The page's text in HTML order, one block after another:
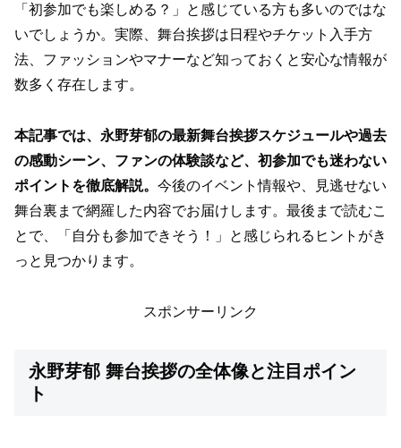
「初参加でも楽しめる？」と感じている方も多いのではな
いでしょうか。実際、舞台挨拶は日程やチケット入手方
法、ファッションやマナーなど知っておくと安心な情報が
数多く存在します。
本記事では、永野芽郁の最新舞台挨拶スケジュールや過去
の感動シーン、ファンの体験談など、初参加でも迷わない
ポイントを徹底解説。 今後のイベント情報や、見逃せない
舞台裏まで網羅した内容でお届けします。最後まで読むこ
とで、「自分も参加できそう！」と感じられるヒントがき
っと見つかります。
スポンサーリンク
永野芽郁 舞台挨拶の全体像と注目ポイン
ト